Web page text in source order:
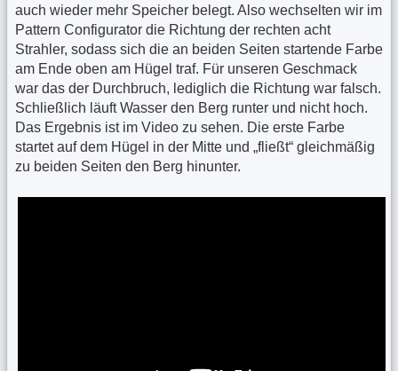
auch wieder mehr Speicher belegt. Also wechselten wir im
Pattern Configurator die Richtung der rechten acht
Strahler, sodass sich die an beiden Seiten startende Farbe
am Ende oben am Hügel traf. Für unseren Geschmack
war das der Durchbruch, lediglich die Richtung war falsch.
Schließlich läuft Wasser den Berg runter und nicht hoch.
Das Ergebnis ist im Video zu sehen. Die erste Farbe
startet auf dem Hügel in der Mitte und „fließt“ gleichmäßig
zu beiden Seiten den Berg hinunter.